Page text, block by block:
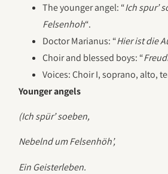
The younger angel: “Ich spur’
Felsenhoh“.
Doctor Marianus: “Hier ist die
Choir and blessed boys: “
Voices: Choir I, soprano, alto,
Younger angels
(Ich spür’ soeben,
Nebelnd um Felsenhöh’,
Ein Geisterleben.